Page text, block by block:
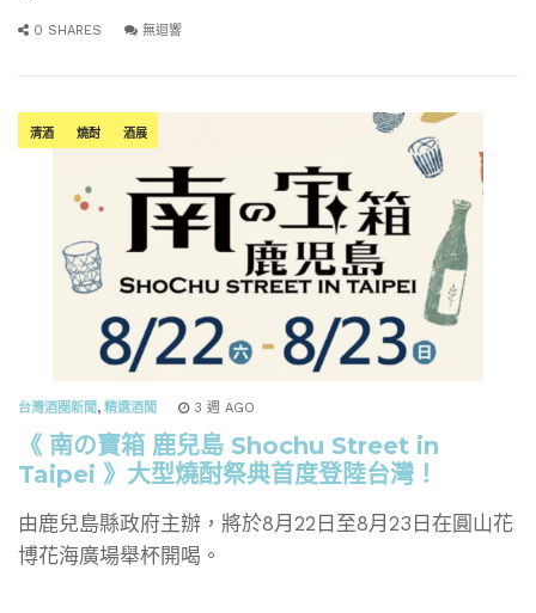
0 SHARES 無迴響
清酒 燒酎 酒展
台灣酒圈新聞, 精選酒聞 3 週 AGO
《 南の寶箱 鹿兒島 Shochu Street in
Taipei 》大型燒酎祭典首度登陸台灣！
由鹿兒島縣政府主辦，將於8月22日至8月23日在圓山花
博花海廣場舉杯開喝。